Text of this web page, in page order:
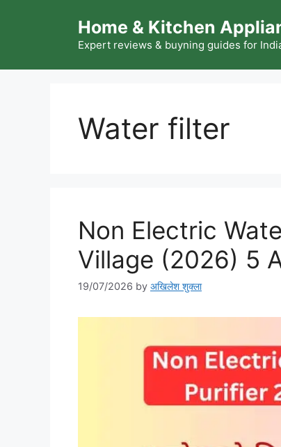
Home & Kitchen
Expert reviews & buyning guides for
Water filter
Non Electric
Village (2026) 5
19/07/2026 by अखिलेश शुक्ला